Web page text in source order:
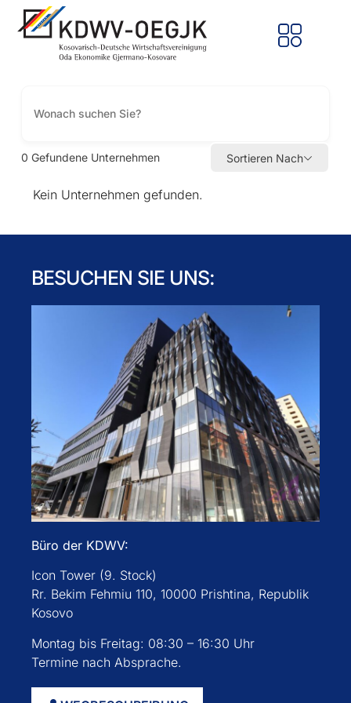
0 Gefundene Unternehmen Sortieren Nach
Kein Unternehmen gefunden.
BESUCHEN SIE UNS:
Büro der KDWV:
Icon Tower (9. Stock)
Rr. Bekim Fehmiu 110, 10000 Prishtina, Republik
Kosovo
Montag bis Freitag: 08:30 – 16:30 Uhr
Termine nach Absprache.